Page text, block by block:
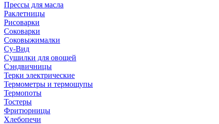
Прессы для масла
Раклетницы
Рисоварки
Соковарки
Соковыжималки
Су-Вид
Сушилки для овощей
Сэндвичницы
Терки электрические
Термометры и термощупы
Термопоты
Тостеры
Фритюрницы
Хлебопечи